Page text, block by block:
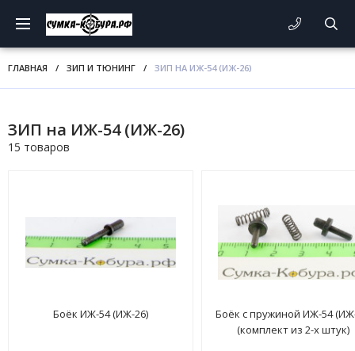
ГЛАВНАЯ / ЗИП И ТЮНИНГ / ЗИП НА ИЖ-54 (ИЖ-26)
ЗИП на ИЖ-54 (ИЖ-26)
15 товаров
Боёк ИЖ-54 (ИЖ-26)
Боёк с пружиной ИЖ-54
(комплект из 2-х штук)